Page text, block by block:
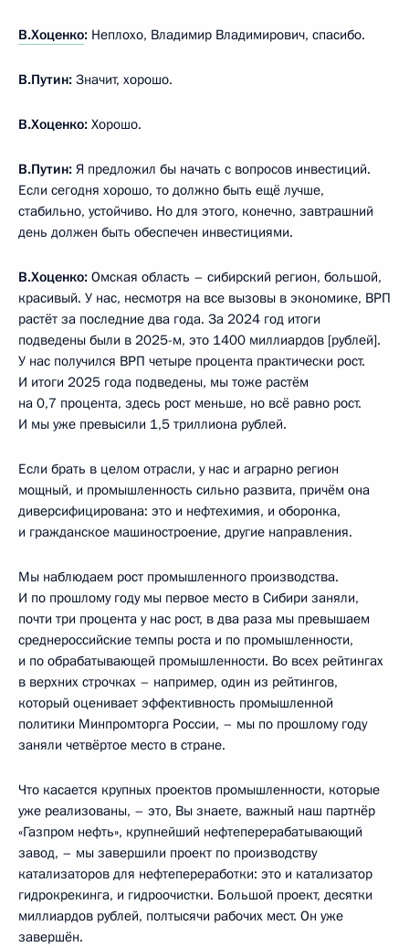
В.Хоценко: Неплохо, Владимир Владимирович, спасибо.
В.Путин: Значит, хорошо.
В.Хоценко: Хорошо.
В.Путин: Я предложил бы начать с вопросов инвестиций.
Если сегодня хорошо, то должно быть ещё лучше,
стабильно, устойчиво. Но для этого, конечно, завтрашний
день должен быть обеспечен инвестициями.
В.Хоценко: Омская область – сибирский регион, большой,
красивый. У нас, несмотря на все вызовы в экономике, ВРП
растёт за последние два года. За 2024 год итоги
подведены были в 2025-м, это 1400 миллиардов [рублей].
У нас получился ВРП четыре процента практически рост.
И итоги 2025 года подведены, мы тоже растём
на 0,7 процента, здесь рост меньше, но всё равно рост.
И мы уже превысили 1,5 триллиона рублей.
Если брать в целом отрасли, у нас и аграрно регион
мощный, и промышленность сильно развита, причём она
диверсифицирована: это и нефтехимия, и оборонка,
и гражданское машиностроение, другие направления.
Мы наблюдаем рост промышленного производства.
И по прошлому году мы первое место в Сибири заняли,
почти три процента у нас рост, в два раза мы превышаем
среднероссийские темпы роста и по промышленности,
и по обрабатывающей промышленности. Во всех рейтингах
в верхних строчках – например, один из рейтингов,
который оценивает эффективность промышленной
политики Минпромторга России, – мы по прошлому году
заняли четвёртое место в стране.
Что касается крупных проектов промышленности, которые
уже реализованы, – это, Вы знаете, важный наш партнёр
«Газпром нефть», крупнейший нефтеперерабатывающий
завод, – мы завершили проект по производству
катализаторов для нефтепереработки: это и катализатор
гидрокрекинга, и гидроочистки. Большой проект, десятки
миллиардов рублей, полтысячи рабочих мест. Он уже
завершён.